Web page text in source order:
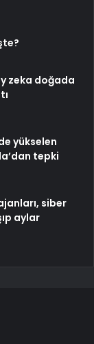
zeka doğada
yükselen
tepki
siber
aylar